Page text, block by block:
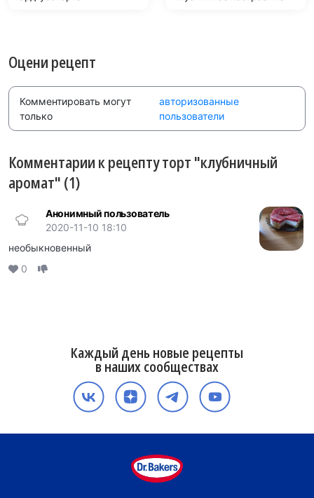
Оцени рецепт
Комментировать могут
только
авторизованные
пользователи
Комментарии к рецепту торт "клубничный
аромат" (1)
Анонимный пользователь
2020-11-10 18:10
необыкновенный
0
Каждый день новые рецепты
в наших сообществах